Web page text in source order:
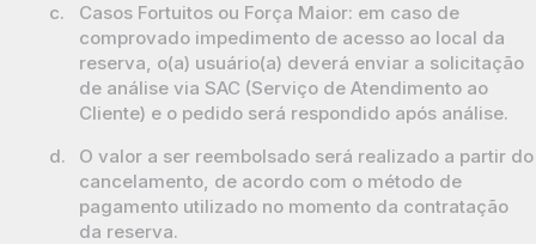
c.
Casos Fortuitos ou Força Maior: em caso de
comprovado impedimento de acesso ao local da
reserva, o(a) usuário(a) deverá enviar a solicitação
de análise via SAC (Serviço de Atendimento ao
Cliente) e o pedido será respondido após análise.
d.
O valor a ser reembolsado será realizado a partir do
cancelamento, de acordo com o método de
pagamento utilizado no momento da contratação
da reserva.